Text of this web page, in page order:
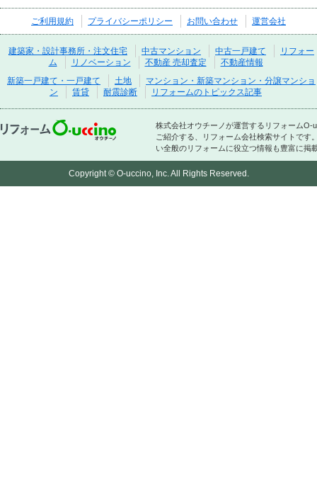
ご利用規約 プライバシーポリシー お問い合わせ 運営会社
建築家・設計事務所・注文住宅 中古マンション 中古一戸建て
リフォー
ム
リノベーション 不動産 売却査定
不動産情報
新築一戸建て・一戸建て
土地
マンション・新築マンション・分譲マンショ
ン
賃貸 耐震診断 リフォームのトピックス記事
株式会社オウチーノが運営するリフォーム
ご紹介する、リフォーム会社検索サイトで
い全般のリフォームに役立つ情報も豊富に掲
Copyright © O-uccino, Inc. All Rights Reserved.